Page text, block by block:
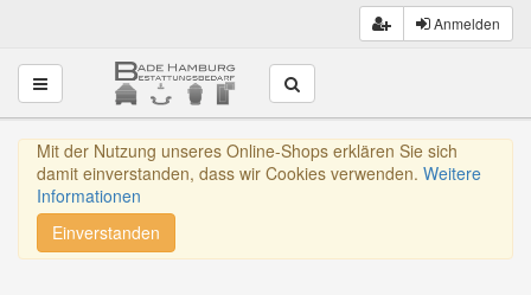
Anmelden
Toggle navigation
Mit der Nutzung unseres Online-Shops erklären Sie sich
damit einverstanden, dass wir Cookies verwenden. Weitere
Informationen
Einverstanden